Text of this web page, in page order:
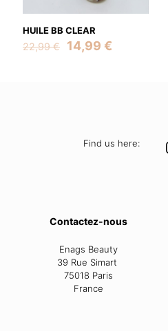
HUILE BB CLEAR
22,99€
Original
14,99 €
Find us here:
Contactez-nous
Enags Beauty
39 Rue Simart
75018 Paris
France